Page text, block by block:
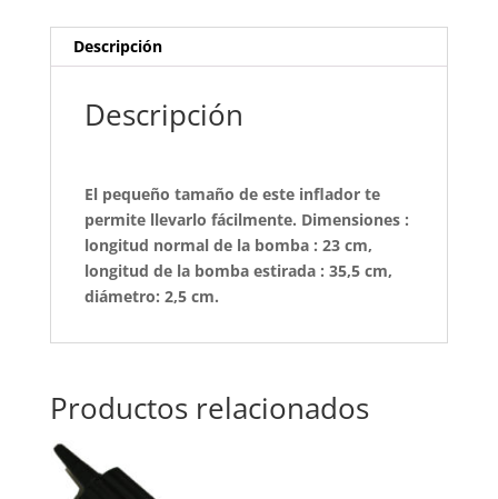
Descripción
Descripción
El pequeño tamaño de este inflador te
permite llevarlo fácilmente. Dimensiones :
longitud normal de la bomba : 23 cm,
longitud de la bomba estirada : 35,5 cm,
diámetro: 2,5 cm.
Productos relacionados